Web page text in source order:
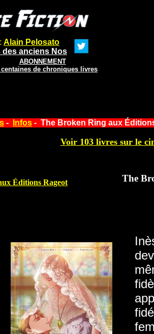
Alain Pelosato
des anciens Nos
ABONNEMENT
centaines de chroniques livres
- Infos - The Broken Ring aux
Voir 103 livres sur le
Éditions Rageot
The